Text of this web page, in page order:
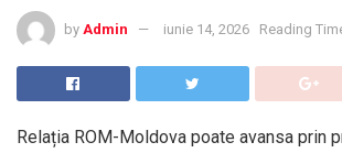
by Admin iunie 14, 2026 Reading
Relația ROM-Moldova poate avansa prin